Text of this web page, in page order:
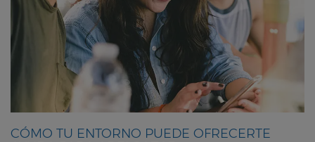
CÓMO TU ENTORNO PUEDE OFRECERTE